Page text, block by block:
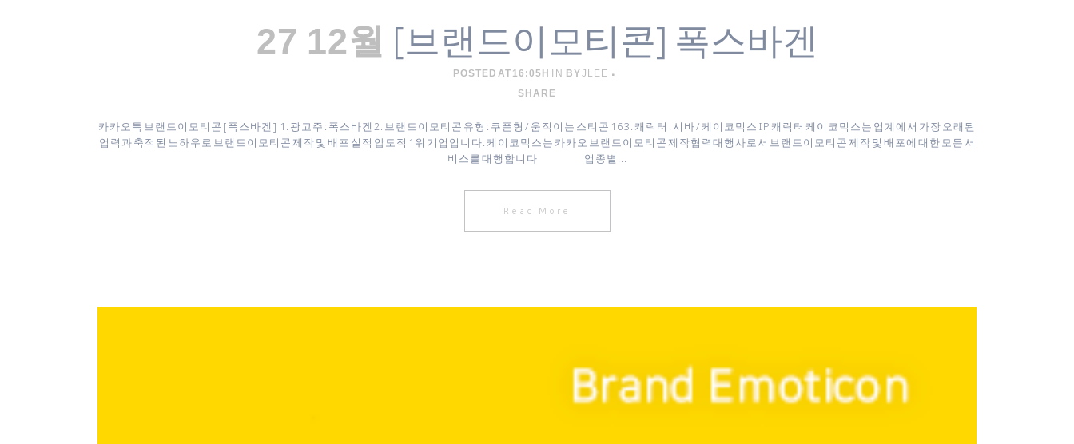
27 12월 [브랜드이모티콘] 폭스바겐
POSTED AT 16:05H IN BYJLEE
SHARE
카카오톡 브랜드이모티콘 [ 폭스바겐 ] 1. 광고주 : 폭스바겐 2. 브랜드이모티콘 유형 : 쿠폰형 / 움직이는 스티콘 16 3. 캐릭터 : 시바 / 케이코믹스 IP 캐릭터 케이코믹스는 업계에서 가장 오래된
업력과 축적된 노하우로 브랜드이모티콘 제작 및 배포 실적 압도적 1위 기업입니다. 케이코믹스는 카카오 브랜드이모티콘 제작협력대행사로서 브랜드이모티콘 제작 및 배포에 대한 모든 서
비스를 대행합니다 업종별...
Read More